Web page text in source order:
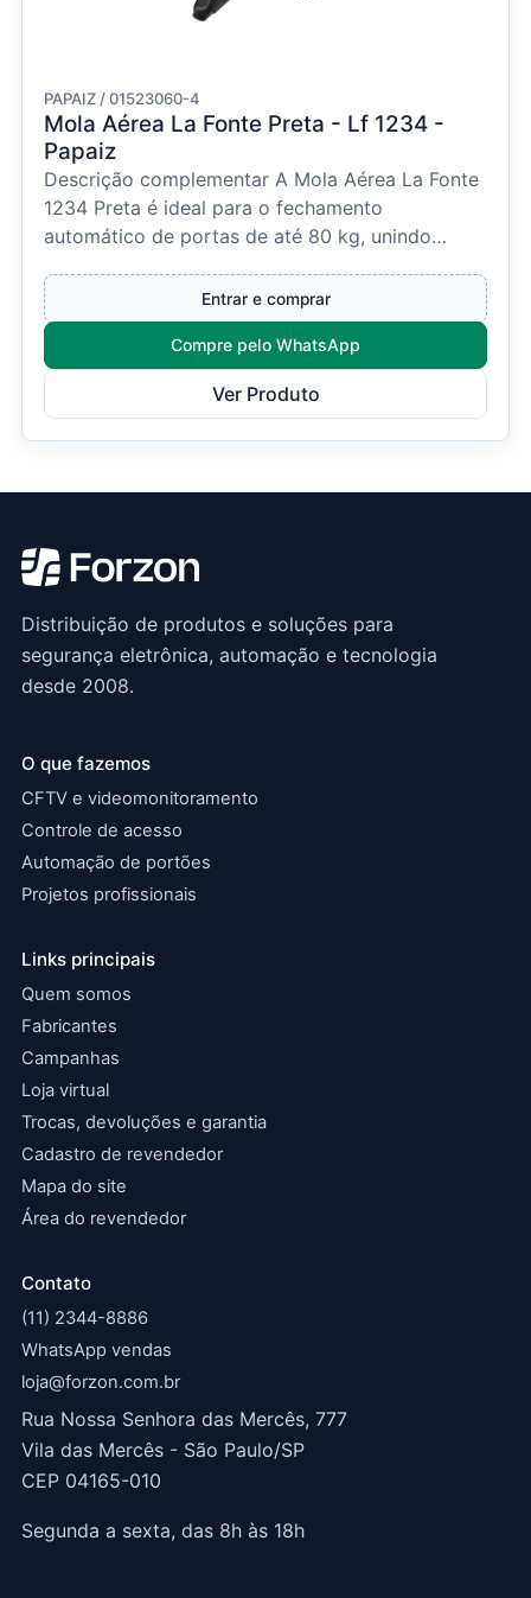
PAPAIZ / 01523060-4
Mola Aérea La Fonte Preta - Lf 1234 -
Papaiz
Descrição complementar A Mola Aérea La Fonte
1234 Preta é ideal para o fechamento
automático de portas de até 80 kg, unindo
Entrar e comprar
Compre pelo WhatsApp
Ver Produto
Distribuição de produtos e soluções para
segurança eletrônica, automação e tecnologia
desde 2008.
O que fazemos
CFTV e videomonitoramento
Controle de acesso
Automação de portões
Projetos profissionais
Links principais
Quem somos
Fabricantes
Campanhas
Loja virtual
Trocas, devoluções e garantia
Cadastro de revendedor
Mapa do site
Área do revendedor
Contato
(11) 2344-8886
WhatsApp vendas
loja@forzon.com.br
Rua Nossa Senhora das Mercês, 777
Vila das Mercês - São Paulo/SP
CEP 04165-010
Segunda a sexta, das 8h às 18h